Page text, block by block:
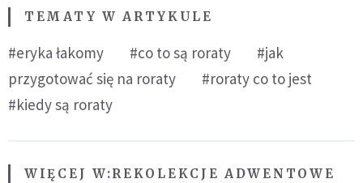
TEMATY W ARTYKULE
#eryka łakomy #co to są roraty
#jak
przygotować się na roraty
#roraty co to jest
#kiedy są roraty
WIĘCEJ W:REKOLEKCJE ADWENTOWE